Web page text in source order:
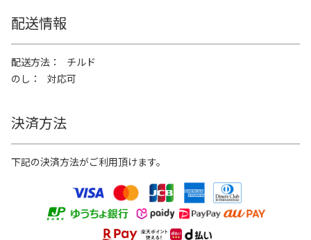
配送情報
配送方法
チルド
のし
対応可
決済方法
下記の決済方法がご利用頂けます。